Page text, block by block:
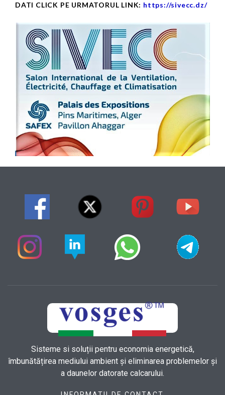
DATI CLICK PE URMATORUL LINK: https://sivecc.dz/
Sisteme si soluții pentru economia energetică,
îmbunătățirea mediului ambient și eliminarea problemelor și
a daunelor datorate calcarului.